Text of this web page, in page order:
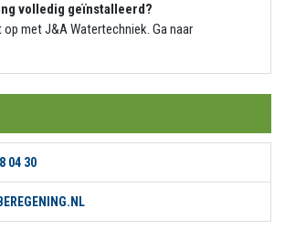
volledig geïnstalleerd?
met J&A Watertechniek. Ga naar
04 30